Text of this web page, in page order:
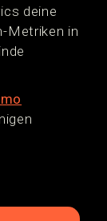
deine
Metriken in